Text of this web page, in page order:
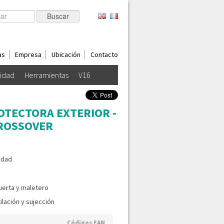
Empresa Ubicación Contacto
Herramientas V16
EXTERIOR -
y maletero
y sujección